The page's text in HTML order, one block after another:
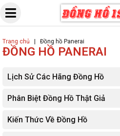
Skip
Trang chủ Đồng hồ Panerai
ĐỒNG HỒ PANERAI
Lịch Sử Các Hãng Đồng Hồ
Phân Biệt Đồng Hồ Thật Giả
Kiến Thức Về Đồng Hồ